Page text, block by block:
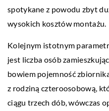
spotykane z powodu zbyt
wysokich kosztów montażu.
Kolejnym istotnym
jest liczba osób
bowiem pojemność
z rodziną czteroosobową,
ciągu trzech dób, wówczas